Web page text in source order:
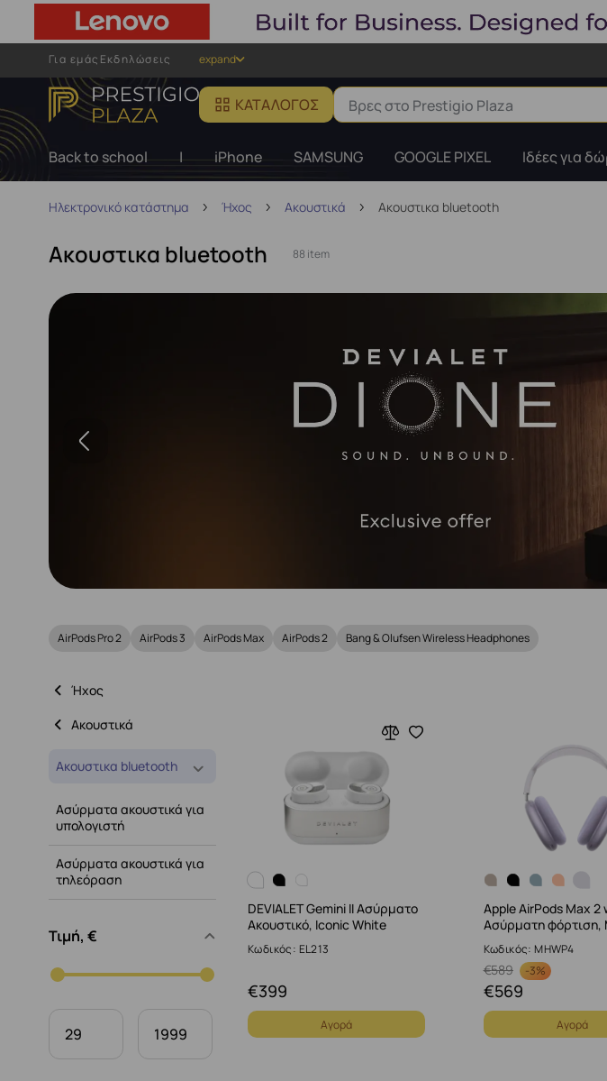
Για εμάς Εκδηλώσεις expand
ΚΑΤΆΛΟΓΟΣ
Back to school | iPhone SAMSUNG GOOGLE PIXEL Ιδέες για
Ηλεκτρονικό κατάστημα Ήχος Ακουστικά Ακουστικα bluetooth
Ακουστικα bluetooth 88 item
AirPods Pro 2 AirPods 3 AirPods Max AirPods 2 Bang & Olufsen Wireless Headphones
Ήχος
Ακουστικά
Ακουστικα bluetooth
Ασύρματα ακουστικά για
υπολογιστή
Ασύρματα ακουστικά για
τηλεόραση
Τιμή, €
DEVIALET Gemini II Ασύρματο
Ακουστικό, Iconic White
Κωδικός: EL213
399
€
Αγορά
Apple AirPods Max 2
Ασύρματη
Κωδικός: MHWP4
589
€ -3%
569
€
Αγορά